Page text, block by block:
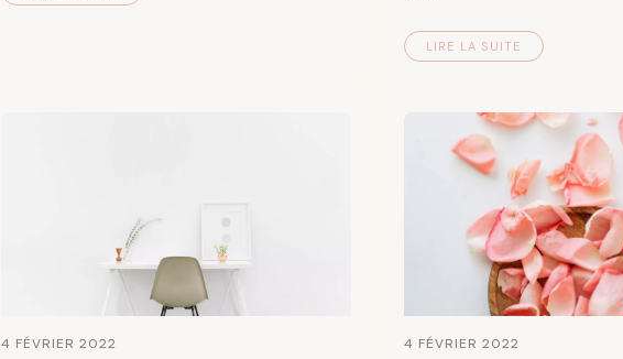
LIRE LA SUITE
4 FÉVRIER 2022 4 FÉVRIER 2022